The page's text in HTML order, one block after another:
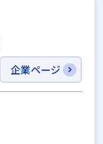
企業ページ